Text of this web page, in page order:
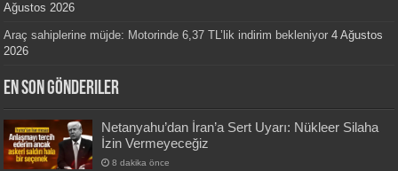
Ağustos 2026
Araç sahiplerine müjde: Motorinde 6,37 TL’lik indirim bekleniyor 4 Ağustos
2026
En Son Gönderiler
Netanyahu’dan İran’a Sert Uyarı: Nükleer Silaha
İzin Vermeyeceğiz
8 dakika önce